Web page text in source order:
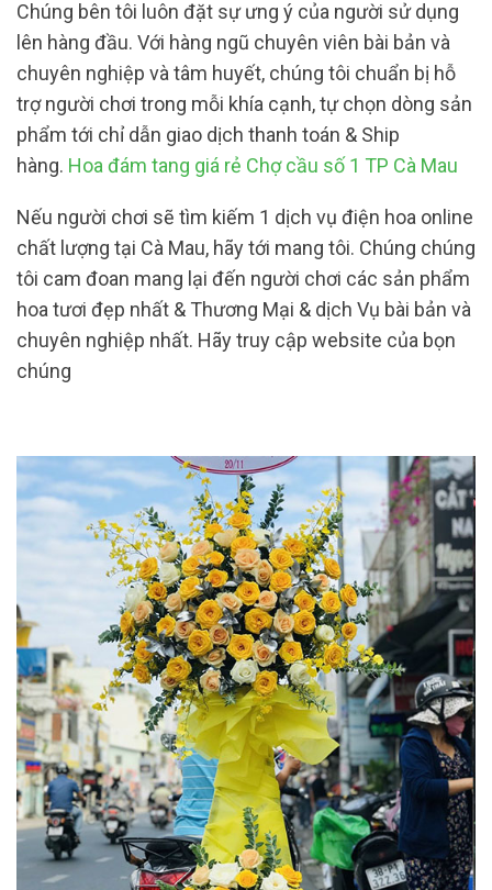
Chúng bên tôi luôn đặt sự ưng ý của người sử dụng
lên hàng đầu. Với hàng ngũ chuyên viên bài bản và
chuyên nghiệp và tâm huyết, chúng tôi chuẩn bị hỗ
trợ người chơi trong mỗi khía cạnh, tự chọn dòng sản
phẩm tới chỉ dẫn giao dịch thanh toán & Ship
hàng. Hoa đám tang giá rẻ Chợ cầu số 1 TP Cà Mau
Nếu người chơi sẽ tìm kiếm 1 dịch vụ điện hoa online
chất lượng tại Cà Mau, hãy tới mang tôi. Chúng chúng
tôi cam đoan mang lại đến người chơi các sản phẩm
hoa tươi đẹp nhất & Thương Mại & dịch Vụ bài bản và
chuyên nghiệp nhất. Hãy truy cập website của bọn
chúng